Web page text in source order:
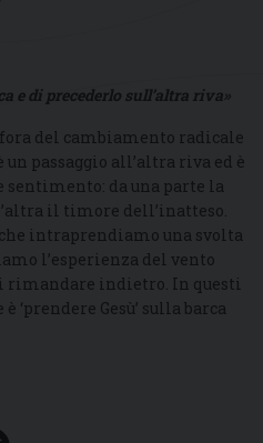
e di precederlo sull’altra riva»
del cambiamento radicale
passaggio all’altra riva ed è
sentimento: da una parte la
il timore dell’inatteso.
intraprendiamo una svolta
l’esperienza del vento
rimandare indietro. In questi
‘prendere Gesù’ sulla barca